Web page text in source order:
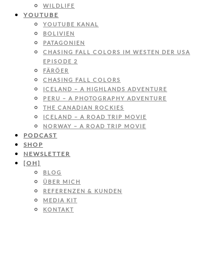
WILDLIFE
YOUTUBE
YOUTUBE KANAL
BOLIVIEN
PATAGONIEN
CHASING FALL COLORS IM WESTEN DER USA
EPISODE 2
FÄRÖER
CHASING FALL COLORS
ICELAND – A HIGHLANDS ADVENTURE
PERU – A PHOTOGRAPHY ADVENTURE
THE CANADIAN ROCKIES
ICELAND – A ROAD TRIP MOVIE
NORWAY – A ROAD TRIP MOVIE
PODCAST
SHOP
NEWSLETTER
[OH]
BLOG
ÜBER MICH
REFERENZEN & KUNDEN
MEDIA KIT
KONTAKT